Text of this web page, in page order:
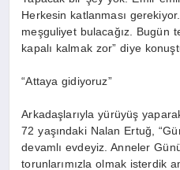
Herkesin katlanması
meşguliyet bulacağız. Bugün
kapalı kalmak zor” diye
“Attaya gidiyoruz”
Arkadaşlarıyla yürüyüş
72 yaşındaki Nalan Ertuğ,
devamlı evdeyiz. Anneler
torunlarımızla olmak isterdik